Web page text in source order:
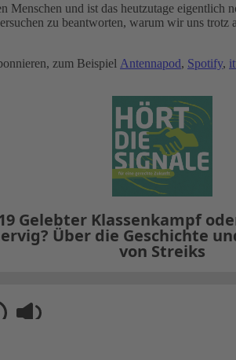
Menschen und ist das heutzutage
zu beantworten, warum wir uns
zum Beispiel Antennapod, Spotify,